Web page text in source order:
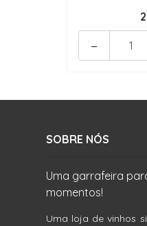
-
SOBRE NÓS
Uma garrafeira
momentos!
Uma loja de vinhos